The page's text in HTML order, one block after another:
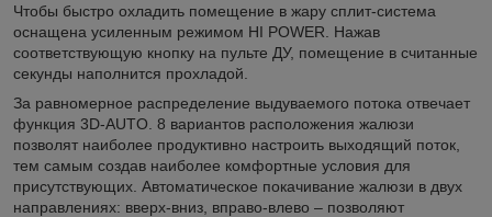
Чтобы быстро охладить помещение в жару сплит-система
оснащена усиленным режимом HI POWER. Нажав
соответствующую кнопку на пульте ДУ, помещение в считанные
секунды наполнится прохладой.
За равномерное распределение выдуваемого потока отвечает
функция 3D-AUTO. 8 вариантов расположения жалюзи
позволят наиболее продуктивно настроить выходящий поток,
тем самым создав наиболее комфортные условия для
присутствующих. Автоматическое покачивание жалюзи в двух
направлениях: вверх-вниз, вправо-влево – позволяют